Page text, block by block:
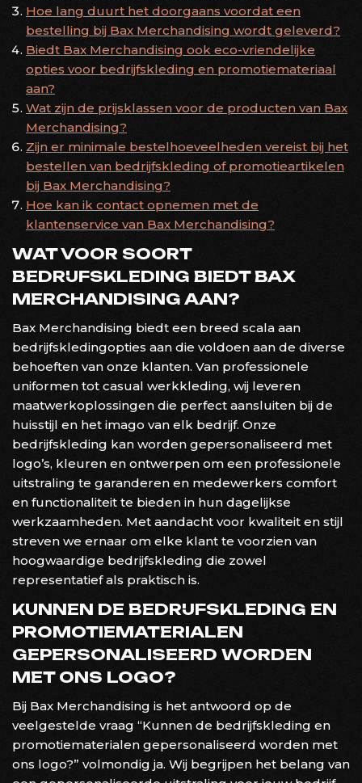
Hoe lang duurt het doorgaans voordat een
bestelling bij Bax Merchandising wordt geleverd?
Biedt Bax Merchandising ook eco-vriendelijke
opties voor bedrijfskleding en promotiemateriaal
aan?
Wat zijn de prijsklassen voor de producten van Bax
Merchandising?
Zijn er minimale bestelhoeveelheden vereist bij het
bestellen van bedrijfskleding of promotieartikelen
bij Bax Merchandising?
Hoe kan ik contact opnemen met de
klantenservice van Bax Merchandising?
WAT VOOR SOORT
BEDRIJFSKLEDING BIEDT BAX
MERCHANDISING AAN?
Bax Merchandising biedt een breed scala aan
bedrijfskledingopties aan die voldoen aan de diverse
behoeften van onze klanten. Van professionele
uniformen tot casual werkkleding, wij leveren
maatwerkoplossingen die perfect aansluiten bij de
huisstijl en het imago van elk bedrijf. Onze
bedrijfskleding kan worden gepersonaliseerd met
logo’s, kleuren en ontwerpen om een professionele
uitstraling te garanderen en medewerkers comfort
en functionaliteit te bieden in hun dagelijkse
werkzaamheden. Met aandacht voor kwaliteit en stijl
streven we ernaar om elke klant te voorzien van
hoogwaardige bedrijfskleding die zowel
representatief als praktisch is.
KUNNEN DE BEDRIJFSKLEDING EN
PROMOTIEMATERIALEN
GEPERSONALISEERD WORDEN
MET ONS LOGO?
Bij Bax Merchandising is het antwoord op de
veelgestelde vraag “Kunnen de bedrijfskleding en
promotiematerialen gepersonaliseerd worden met
ons logo?” volmondig ja. Wij begrijpen het belang van